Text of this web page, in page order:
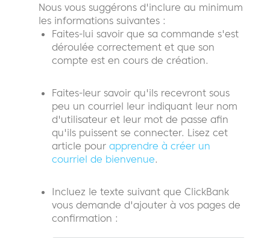
Nous vous suggérons d'inclure au minimum
les informations suivantes :
Faites-lui savoir que sa commande s'est
déroulée correctement et que son
compte est en cours de création.
Faites-leur savoir qu'ils recevront sous
peu un courriel leur indiquant leur nom
d'utilisateur et leur mot de passe afin
qu'ils puissent se connecter. Lisez cet
article pour apprendre à créer un
courriel de bienvenue.
Incluez le texte suivant que ClickBank
vous demande d'ajouter à vos pages de
confirmation :